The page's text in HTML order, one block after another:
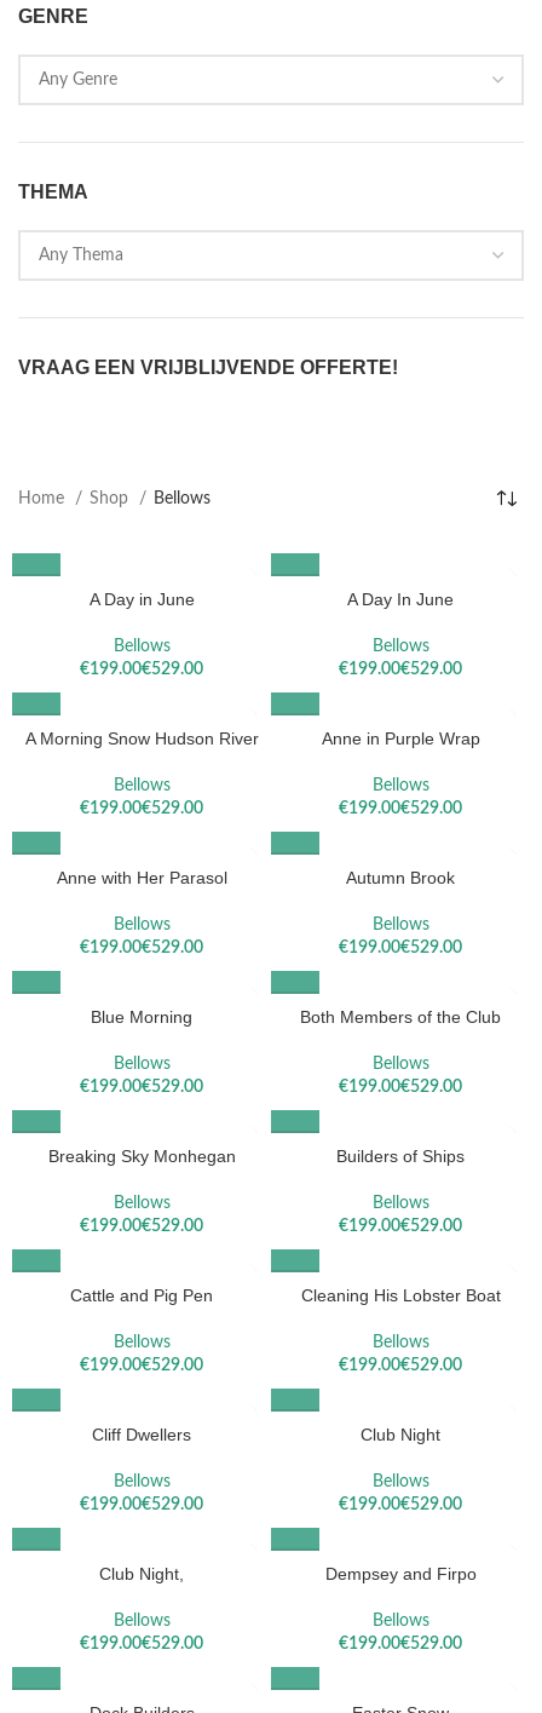
GENRE
THEMA
VRAAG EEN VRIJBLIJVENDE OFFERTE!
Home Shop Bellows
A Day in June
Bellows
€
€
A Day In June
Bellows
€
€
A Morning Snow Hudson River
Bellows
€
€
Anne in Purple Wrap
Bellows
€
€
Anne with Her Parasol
Bellows
€
€
Autumn Brook
Bellows
€
€
Blue Morning
Bellows
€
€
Both Members of the Club
Bellows
€
€
Breaking Sky Monhegan
Bellows
€
€
Builders of Ships
Bellows
€
€
Cattle and Pig Pen
Bellows
€
€
Cleaning His Lobster Boat
Bellows
€
€
Cliff Dwellers
Bellows
€
€
Club Night
Bellows
€
€
Club Night,
Bellows
€
€
Dempsey and Firpo
Bellows
€
€